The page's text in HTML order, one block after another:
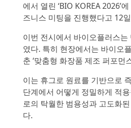
에서 열린 ‘BIO KOREA
즈니스 미팅을 진행했다고 12
이번 전시에서 바이오플러스는
였다. 특히 현장에서는 바이오
춘 ‘맞춤형 화장품 제조 퍼포먼
이는 휴그로 원료를 기반으로
단계에서 어떻게 정밀하게 적
로의 탁월한 범용성과 고도화
다.